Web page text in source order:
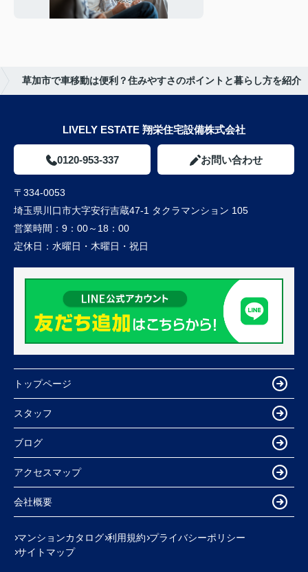
草加市で車移動は便利？住みやすさのポイントと暮らし方を紹介
LIVELY ESTATE 翔栄住宅設備株式会社
0120-953-337 お問い合わせ
〒334-0053
埼玉県川口市大字安行吉蔵47-1 タクラマンション 105
営業時間： 9：00～18：00
定休日： 水曜日・木曜日・祝日
トップページ
スタッフ
ブログ
アクセスマップ
会社概要
マンションカタログ 利用規約 プライバシーポリシー
サイトマップ